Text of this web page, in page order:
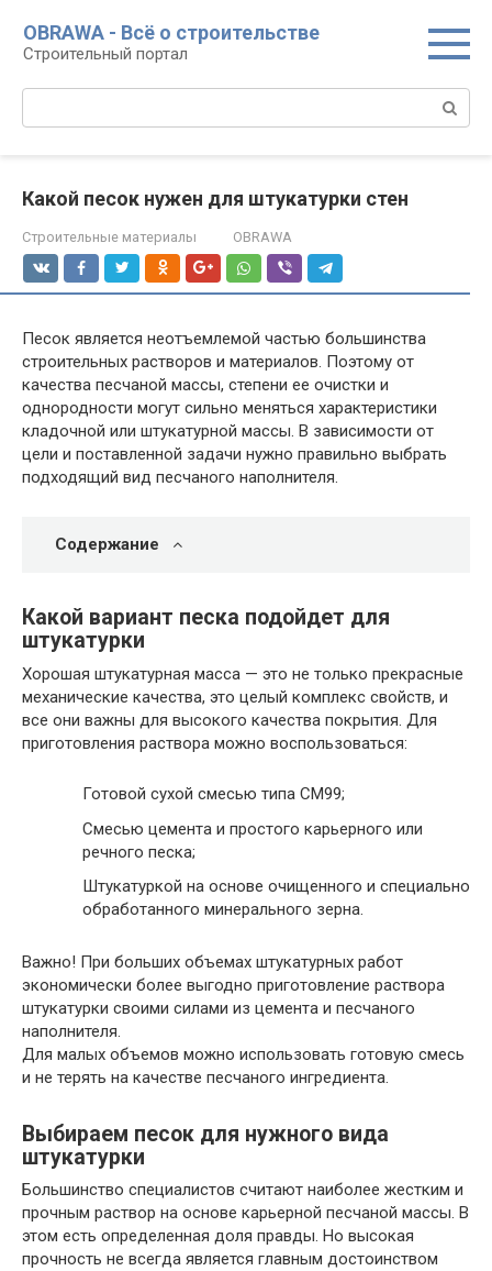
контенту
OBRAWA - Всё о строительстве
Строительный портал
Какой песок нужен для штукатурки стен
Строительные материалы OBRAWA
Песок является неотъемлемой частью большинства
строительных растворов и материалов. Поэтому от
качества песчаной массы, степени ее очистки и
однородности могут сильно меняться характеристики
кладочной или штукатурной массы. В зависимости от
цели и поставленной задачи нужно правильно выбрать
подходящий вид песчаного наполнителя.
Содержание
Какой вариант песка подойдет для
штукатурки
Хорошая штукатурная масса — это не только прекрасные
механические качества, это целый комплекс свойств, и
все они важны для высокого качества покрытия. Для
приготовления раствора можно воспользоваться:
Готовой сухой смесью типа СМ99;
Смесью цемента и простого карьерного или
речного песка;
Штукатуркой на основе очищенного и специально
обработанного минерального зерна.
Важно! При больших объемах штукатурных работ
экономически более выгодно приготовление раствора
штукатурки своими силами из цемента и песчаного
наполнителя.
Для малых объемов можно использовать готовую смесь
и не терять на качестве песчаного ингредиента.
Выбираем песок для нужного вида
штукатурки
Большинство специалистов считают наиболее жестким и
прочным раствор на основе карьерной песчаной массы. В
этом есть определенная доля правды. Но высокая
прочность не всегда является главным достоинством